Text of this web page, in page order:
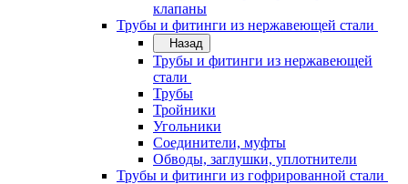
клапаны
Трубы и фитинги из нержавеющей стали
Назад
Трубы и фитинги из нержавеющей
стали
Трубы
Тройники
Угольники
Соединители, муфты
Обводы, заглушки, уплотнители
Трубы и фитинги из гофрированной стали